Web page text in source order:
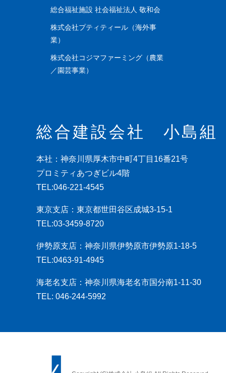
総合福祉施設 社会福祉法人 敬和会
株式会社プティティール（海外事
業）
株式会社コジマファーミング（農業
／園芸事業）
総合建設会社 小島組
本社：神奈川県厚木市中町4丁目16番21号
プロミティあつぎビル4階
TEL:046-221-4545
東京支店：東京都世田谷区成城3-15-1
TEL:03-3459-8720
伊勢原支店：神奈川県伊勢原市伊勢原1-18-5
TEL:0463-91-4945
海老名支店：神奈川県海老名市国分南1-11-30
TEL: 046-244-5992